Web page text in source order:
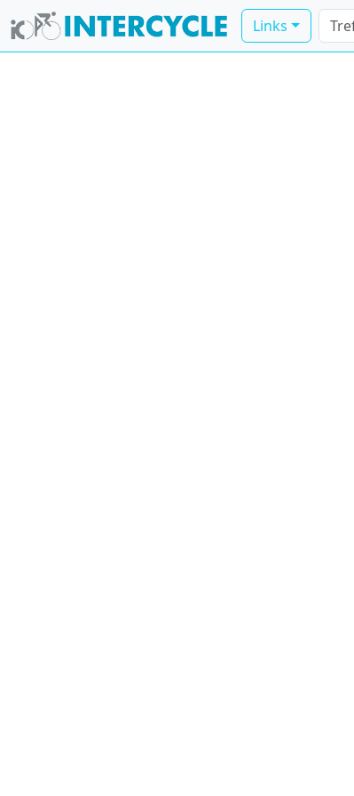
Links